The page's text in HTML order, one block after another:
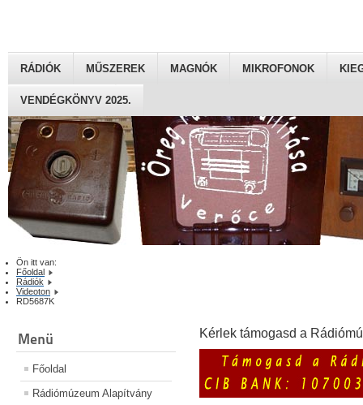
RÁDIÓK MŰSZEREK MAGNÓK MIKROFONOK
VENDÉGKÖNYV 2025.
Ön itt van:
Főoldal
Rádiók
Videoton
RD5687K
Menü
Főoldal
Rádiómúzeum Alapítvány
Kérlek támogasd a